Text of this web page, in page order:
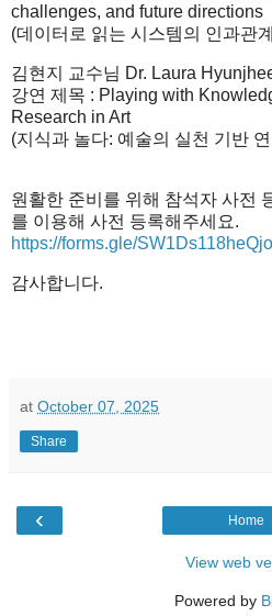
challenges, and future directions
(데이터로 읽는 시스템의 인과관
김현지 교수님 Dr. Laura
강연 제목 : Playing with
Research in Art
(지식과 놀다: 예술의 실천 기반
원활한 준비를 위해 참석자 사전
를 이용해 사전 등록해주세요.
https://forms.gle/
감사합니다.
at October 07, 2025
Share
‹ Home
View web
Powered by